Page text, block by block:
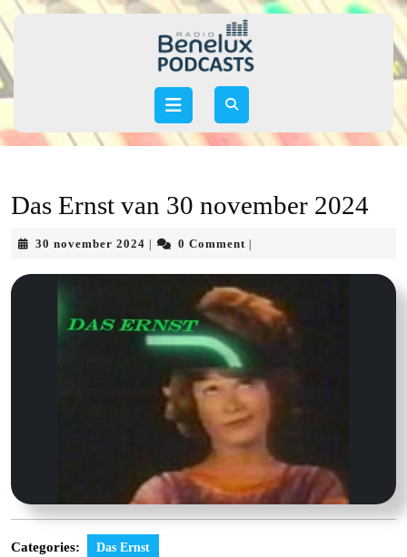
Skip
to
Open
Das Ernst van 30 november 2024
30 november 2024 30
2024
0 Comment
Categories: Das Ernst